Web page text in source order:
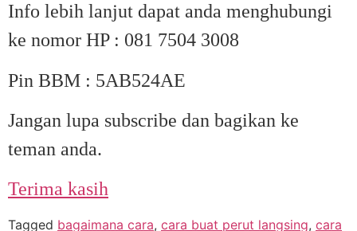
Info lebih lanjut dapat anda menghubungi
ke nomor HP : 081 7504 3008
Pin BBM : 5AB524AE
Jangan lupa subscribe dan bagikan ke
teman anda.
Terima kasih
Tagged bagaimana cara, cara buat perut langsing, cara